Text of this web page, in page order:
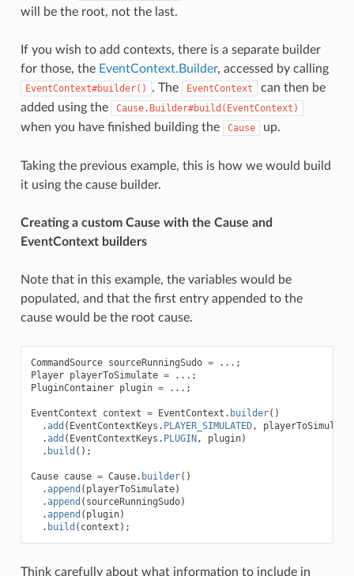
will be the root, not the last.
If you wish to add contexts, there is a separate builder
for those, the EventContext.Builder, accessed by calling
EventContext#builder() . The EventContext
can then be
added using the
Cause.Builder#build(EventContext)
when you have finished building the Cause up.
Taking the previous example, this is how we would build
it using the cause builder.
Creating a custom Cause with the Cause and
EventContext builders
Note that in this example, the variables would be
populated, and that the first entry appended to the
cause would be the root cause.
CommandSource sourceRunningSudo =
...;
Player playerToSimulate =
...;
PluginContainer plugin = ...;
EventContext context = EventContext . builder()
.add ( EventContextKeys . PLAYER_SIMULATED, playerToSimulate
.add ( EventContextKeys . PLUGIN , plugin)
. build ();
Cause cause = Cause. builder()
.append ( playerToSimulate)
.append ( sourceRunningSudo)
.append ( plugin)
. build ( context );
Think carefully about what information to include in